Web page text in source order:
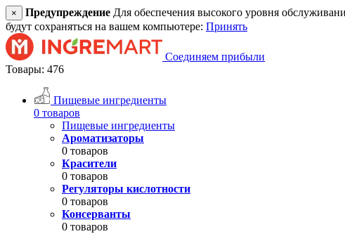
× Предупреждение Для обеспечения высокого уровня
будут сохраняться на вашем компьютере: Принять
Соединяем прибыли
Товары: 476
Пищевые ингредиенты
0 товаров
Пищевые ингредиенты
Ароматизаторы
0 товаров
Красители
0 товаров
Регуляторы кислотности
0 товаров
Консерванты
0 товаров